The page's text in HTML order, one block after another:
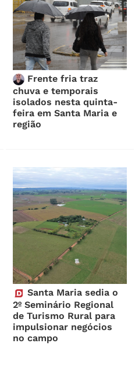
Frente fria traz
chuva e temporais
isolados nesta quinta-
feira em Santa Maria e
região
Santa Maria sedia o
2º Seminário Regional
de Turismo Rural para
impulsionar negócios
no campo